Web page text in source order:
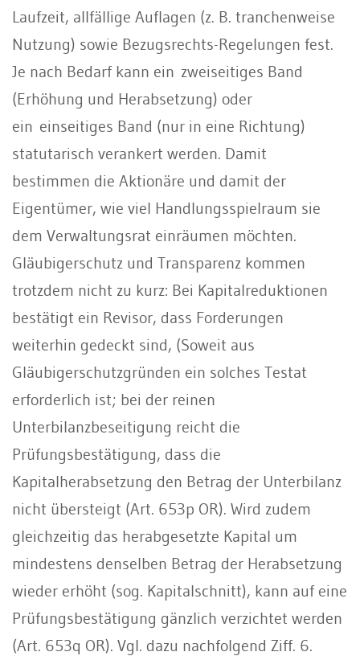
Laufzeit, allfällige Auflagen (z. B. tranchenweise
Nutzung) sowie Bezugsrechts-Regelungen fest.
Je nach Bedarf kann ein zweiseitiges Band
(Erhöhung und Herabsetzung) oder
ein einseitiges Band (nur in eine Richtung)
statutarisch verankert werden. Damit
bestimmen die Aktionäre und damit der
Eigentümer, wie viel Handlungsspielraum sie
dem Verwaltungsrat einräumen möchten.
Gläubigerschutz und Transparenz kommen
trotzdem nicht zu kurz: Bei Kapitalreduktionen
bestätigt ein Revisor, dass Forderungen
weiterhin gedeckt sind, (Soweit aus
Gläubigerschutzgründen ein solches Testat
erforderlich ist; bei der reinen
Unterbilanzbeseitigung reicht die
Prüfungsbestätigung, dass die
Kapitalherabsetzung den Betrag der Unterbilanz
nicht übersteigt (Art. 653p OR). Wird zudem
gleichzeitig das herabgesetzte Kapital um
mindestens denselben Betrag der Herabsetzung
wieder erhöht (sog. Kapitalschnitt), kann auf eine
Prüfungsbestätigung gänzlich verzichtet werden
(Art. 653q OR). Vgl. dazu nachfolgend Ziff. 6.